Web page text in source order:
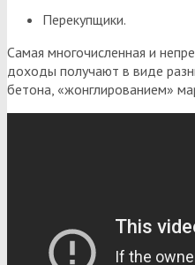
Перекупщики.
Самая многочисленная и
доходы получают в виде
бетона, «жонглированием»